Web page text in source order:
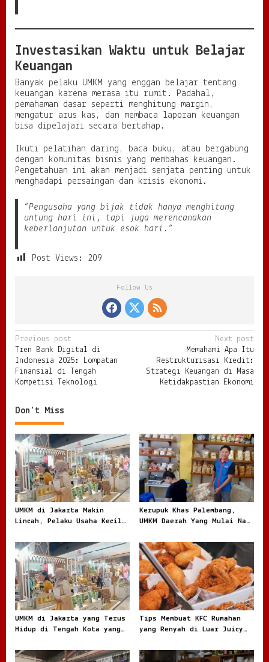
Investasikan Waktu untuk Belajar
Keuangan
Banyak pelaku UMKM yang enggan belajar tentang
keuangan karena merasa itu rumit. Padahal,
pemahaman dasar seperti menghitung margin,
mengatur arus kas, dan membaca laporan keuangan
bisa dipelajari secara bertahap.
Ikuti pelatihan daring, baca buku, atau bergabung
dengan komunitas bisnis yang membahas keuangan.
Pengetahuan ini akan menjadi senjata penting untuk
menghadapi persaingan dan krisis ekonomi.
“Pengusaha yang bijak tidak hanya menghitung
untung hari ini, tapi juga merencanakan
keberlanjutan untuk esok hari.”
Post Views: 209
Follow Us
P
o
s
n
a
v
i
g
a
t
i
o
n
Previous post
Tren Bank Digital di
Indonesia 2025: Lompatan
Finansial di Tengah
Kompetisi Teknologi
Next post
Memahami Apa Itu
Restrukturisasi Kredit:
Strategi Keuangan di Masa
Ketidakpastian Ekonomi
Don't Miss
UMKM di Jakarta Makin
Lincah, Pelaku Usaha Kecil
Besar
Kerupuk Khas Palembang,
UMKM Daerah Yang Mulai Naik
UMKM di Jakarta yang Terus
Hidup di Tengah Kota yang
Tips Membuat KFC Rumahan
yang Renyah di Luar Juicy